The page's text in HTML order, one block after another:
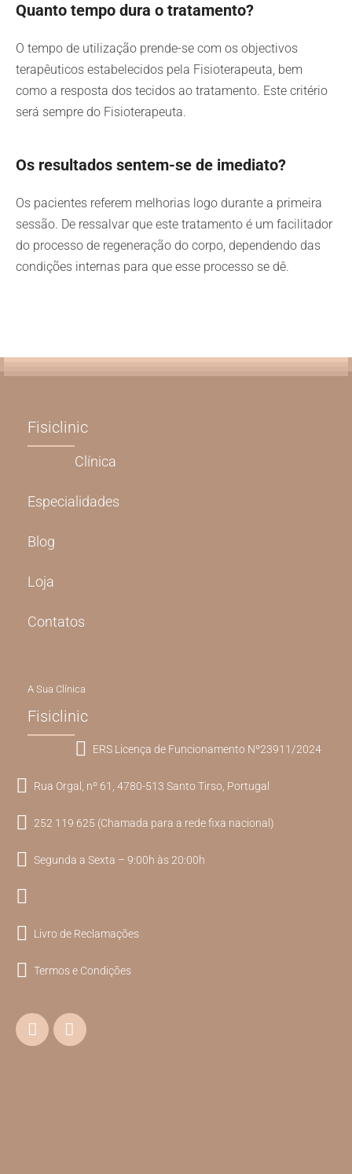
Quanto tempo dura o tratamento?
O tempo de utilização prende-se com os objectivos
terapêuticos estabelecidos pela Fisioterapeuta, bem
como a resposta dos tecidos ao tratamento. Este critério
será sempre do Fisioterapeuta.
Os resultados sentem-se de imediato?
Os pacientes referem melhorias logo durante a primeira
sessão. De ressalvar que este tratamento é um facilitador
do processo de regeneração do corpo, dependendo das
condições internas para que esse processo se dê.
Fisiclinic
Clínica
Especialidades
Blog
Loja
Contatos
A Sua Clínica
Fisiclinic
ERS Licença de Funcionamento Nº23911/2024
Rua Orgal, nº 61, 4780-513 Santo Tirso, Portugal
252 119 625 (Chamada para a rede fixa nacional)
Segunda a Sexta – 9:00h às 20:00h
Livro de Reclamações
Termos e Condições